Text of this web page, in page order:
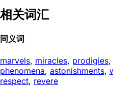
相关词汇
同义词
marvels, miracles, prodigies,
phenomena, astonishments,
respect, revere